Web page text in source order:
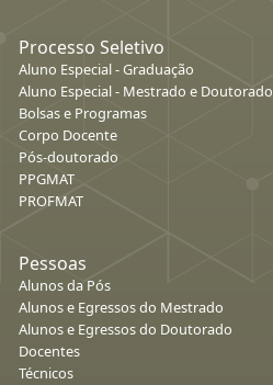
Processo Seletivo
Aluno Especial - Graduação
Aluno Especial - Mestrado e Doutorado
Bolsas e Programas
Corpo Docente
Pós-doutorado
PPGMAT
PROFMAT
Pessoas
Alunos da Pós
Alunos e Egressos do Mestrado
Alunos e Egressos do Doutorado
Docentes
Técnicos